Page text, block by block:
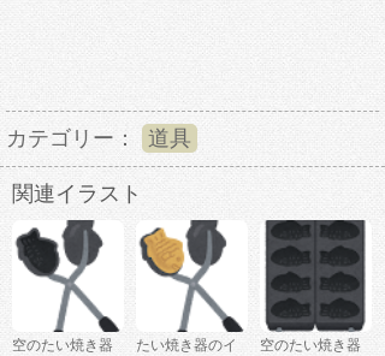
カテゴリー： 道具
関連イラスト
空のたい焼き器
たい焼き器のイ
空のたい焼き器